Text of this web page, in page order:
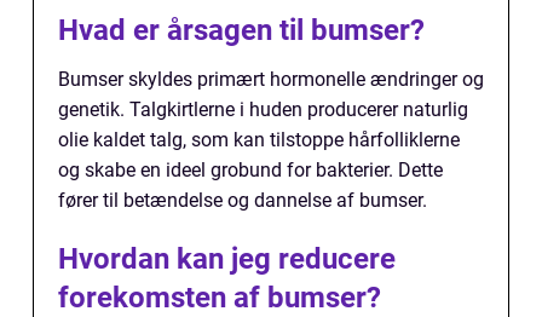
Hvad er årsagen til bumser?
Bumser skyldes primært hormonelle ændringer og
genetik. Talgkirtlerne i huden producerer naturlig
olie kaldet talg, som kan tilstoppe hårfolliklerne
og skabe en ideel grobund for bakterier. Dette
fører til betændelse og dannelse af bumser.
Hvordan kan jeg reducere
forekomsten af bumser?